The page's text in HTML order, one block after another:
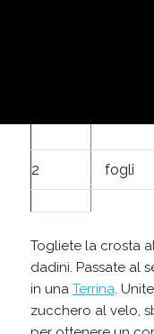
2 fogli
Togliete la crosta
dadini. Passate al
in una Terrina.
zucchero al velo,